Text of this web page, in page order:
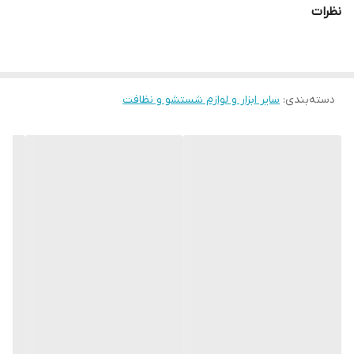
نظرات
دسته‌بندی: سایر ابزار و لوازم شستشو و نظافت